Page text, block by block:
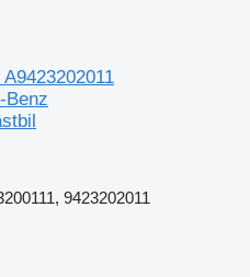
Benz
9423202011